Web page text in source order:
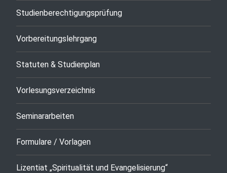
Studienberechtigungsprüfung
Vorbereitungslehrgang
Statuten & Studienplan
Vorlesungsverzeichnis
Seminararbeiten
Formulare / Vorlagen
Lizentiat „Spiritualität und Evangelisierung“